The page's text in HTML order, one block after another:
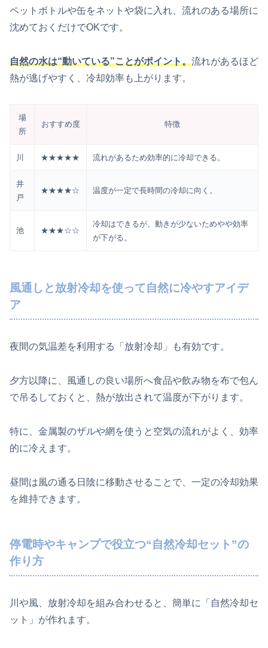
ペットボトルや缶をネットや袋に入れ、流れのある場所に
沈めておくだけでOKです。
自然の水は“動いている”ことがポイント。流れがあるほど
熱が逃げやすく、冷却効率も上がります。
場
所
おすすめ度 特徴
川 ★★★★★ 流れがあるため効率的に冷却できる。
井
戸
★★★★☆ 温度が一定で長時間の冷却に向く。
池 ★★★☆☆
冷却はできるが、動きが少ないためやや効率
が下がる。
風通しと放射冷却を使って自然に冷やすアイデ
ア
夜間の気温差を利用する「放射冷却」も有効です。
夕方以降に、風通しの良い場所へ食品や飲み物を布で包ん
で吊るしておくと、熱が放出されて温度が下がります。
特に、金属製のザルや網を使うと空気の流れがよく、効率
的に冷えます。
昼間は風の通る日陰に移動させることで、一定の冷却効果
を維持できます。
停電時やキャンプで役立つ“自然冷却セット”の
作り方
川や風、放射冷却を組み合わせると、簡単に「自然冷却セ
ット」が作れます。